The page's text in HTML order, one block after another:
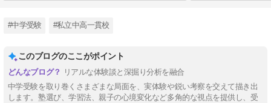
#中学受験 #私立中高一貫校
このブログのここがポイント
リアルな体験談と深掘り分析を融合
中学受験を取り巻くさまざまな局面を、実体験や鋭い考察を交えて描き出
します。塾選び、学習法、親子の心境変化など多角的な視点を提供し、受